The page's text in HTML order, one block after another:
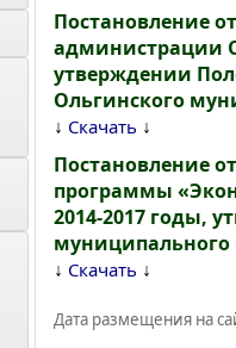
Постановление
администрации
утверждении
Ольгинского
↓ Скачать ↓
Постановление
программы
2014-2017 годы,
↓ Скачать ↓
Дата размещения на